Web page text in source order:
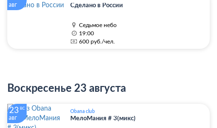
авг Сделано в России
Седьмое небо
19:00
600 руб./чел.
Воскресенье 23 августа
23 ВС
авг
Obana club
МелоМания # 3(микс)